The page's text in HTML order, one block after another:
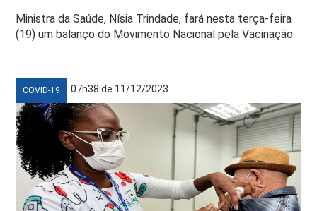
Ministra da Saúde, Nísia Trindade, fará nesta terça-feira
(19) um balanço do Movimento Nacional pela Vacinação
COVID-19 07h38 de 11/12/2023